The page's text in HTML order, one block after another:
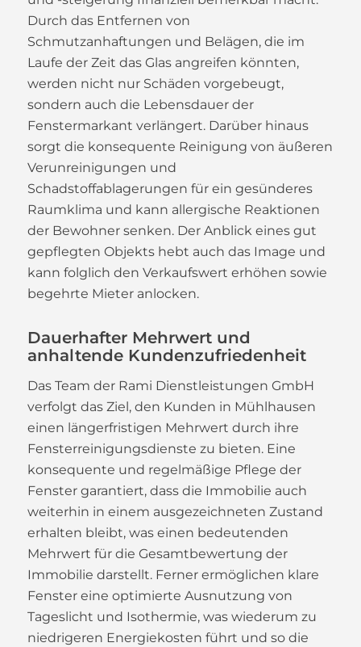
Durch das Entfernen von
Schmutzanhaftungen und Belägen, die im
Laufe der Zeit das Glas angreifen könnten,
werden nicht nur Schäden vorgebeugt,
sondern auch die Lebensdauer der
Fenstermarkant verlängert. Darüber hinaus
sorgt die konsequente Reinigung von äußeren
Verunreinigungen und
Schadstoffablagerungen für ein gesünderes
Raumklima und kann allergische Reaktionen
der Bewohner senken. Der Anblick eines gut
gepflegten Objekts hebt auch das Image und
kann folglich den Verkaufswert erhöhen sowie
begehrte Mieter anlocken.
Dauerhafter Mehrwert und
anhaltende Kundenzufriedenheit
Das Team der Rami Dienstleistungen GmbH
verfolgt das Ziel, den Kunden in Mühlhausen
einen längerfristigen Mehrwert durch ihre
Fensterreinigungsdienste zu bieten. Eine
konsequente und regelmäßige Pflege der
Fenster garantiert, dass die Immobilie auch
weiterhin in einem ausgezeichneten Zustand
erhalten bleibt, was einen bedeutenden
Mehrwert für die Gesamtbewertung der
Immobilie darstellt. Ferner ermöglichen klare
Fenster eine optimierte Ausnutzung von
Tageslicht und Isothermie, was wiederum zu
niedrigeren Energiekosten führt und so die